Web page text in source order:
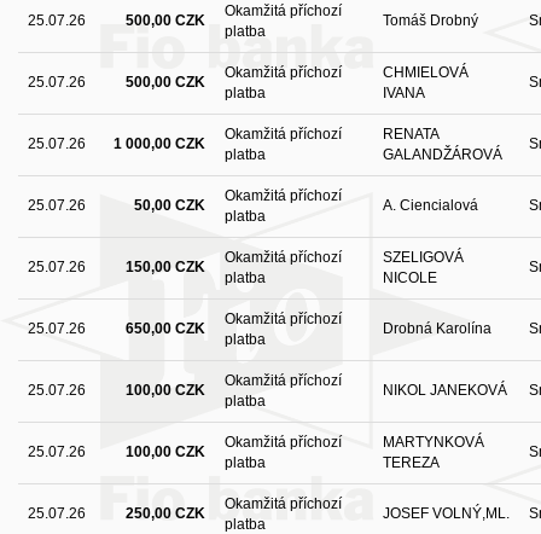
25.07.26 500,00 CZK
Okamžitá příchozí
platba
Tomáš Drobný
25.07.26 500,00 CZK
Okamžitá příchozí
platba
CHMIELOVÁ
IVANA
25.07.26 1 000,00 CZK
Okamžitá příchozí
platba
RENATA
GALANDŽÁROVÁ
25.07.26 50,00 CZK
Okamžitá příchozí
platba
A. Ciencialová
25.07.26 150,00 CZK
Okamžitá příchozí
platba
SZELIGOVÁ
NICOLE
25.07.26 650,00 CZK
Okamžitá příchozí
platba
Drobná Karolína
25.07.26 100,00 CZK
Okamžitá příchozí
platba
NIKOL JANEKOVÁ
25.07.26 100,00 CZK
Okamžitá příchozí
platba
MARTYNKOVÁ
TEREZA
25.07.26 250,00 CZK
Okamžitá příchozí
platba
JOSEF VOLNÝ,ML.